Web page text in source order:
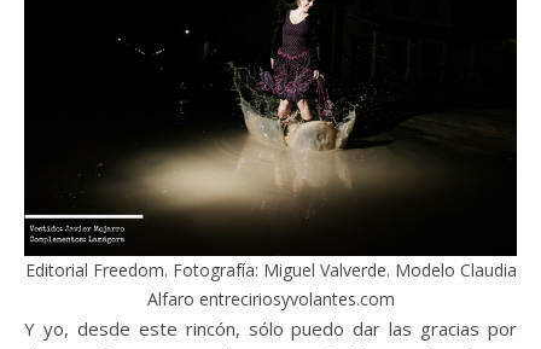
Editorial Freedom. Fotografía: Miguel Valverde. Modelo Claudia
Alfaro entreciriosyvolantes.com
Y yo, desde este rincón, sólo puedo dar las gracias por